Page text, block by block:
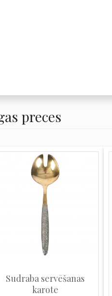
preces
Sudraba servēšanas
karote